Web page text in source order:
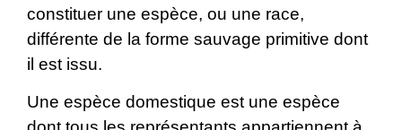
constituer une espèce, ou une race,
différente de la forme sauvage primitive dont
il est issu.
Une espèce domestique est une espèce